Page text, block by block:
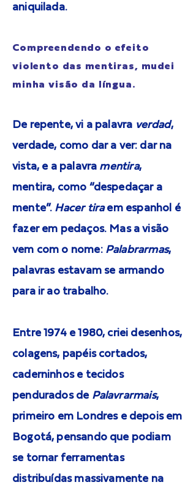
aniquilada.
Compreendendo o efeito
violento das mentiras, mudei
minha visão da língua.
De repente, vi a palavra verdad,
verdade, como dar a ver: dar na
vista, e a palavra mentira,
mentira, como “despedaçar a
mente”. Hacer tiraem espanhol é
fazer em pedaços. Mas a visão
vem com o nome: Palabrarmas,
palavras estavam se armando
para ir ao trabalho.
Entre 1974 e 1980, criei desenhos,
colagens, papéis cortados,
caderninhos e tecidos
pendurados de Palavrarmais,
primeiro em Londres e depois em
Bogotá, pensando que podiam
se tornar ferramentas
distribuídas massivamente na